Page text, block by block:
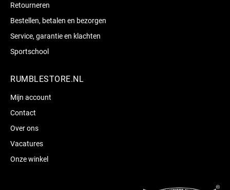
Retourneren
Bestellen, betalen en bezorgen
Service, garantie en klachten
Sportschool
RUMBLESTORE.NL
Mijn account
Contact
Over ons
Vacatures
Onze winkel